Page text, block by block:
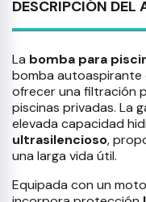
DESCRIPCIÓN DEL
La bomba para
bomba autoaspirante
ofrecer una filtración
piscinas privadas. La
elevada capacidad
ultrasilencioso,
una larga vida útil.
Equipada con un